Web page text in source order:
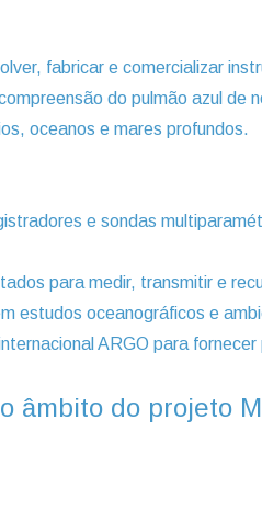
fabricar e comercializar
do pulmão azul
oceanos e mares profundos.
e sondas
para medir, transmitir e
estudos oceanográficos e
ARGO para
âmbito do projeto